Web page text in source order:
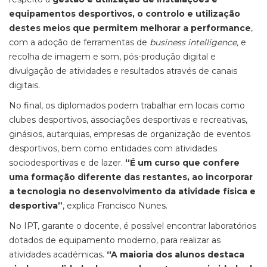
equipamentos desportivos, o controlo e utilização
destes meios que permitem melhorar a performance,
com a adoção de ferramentas de business intelligence, e
recolha de imagem e som, pós-produção digital e
divulgação de atividades e resultados através de canais
digitais.
No final, os diplomados podem trabalhar em locais como
clubes desportivos, associações desportivas e recreativas,
ginásios, autarquias, empresas de organização de eventos
desportivos, bem como entidades com atividades
sociodesportivas e de lazer. “É um curso que confere
uma formação diferente das restantes, ao incorporar
a tecnologia no desenvolvimento da atividade física e
desportiva”, explica Francisco Nunes.
No IPT, garante o docente, é possível encontrar laboratórios
dotados de equipamento moderno, para realizar as
atividades académicas. “A maioria dos alunos destaca